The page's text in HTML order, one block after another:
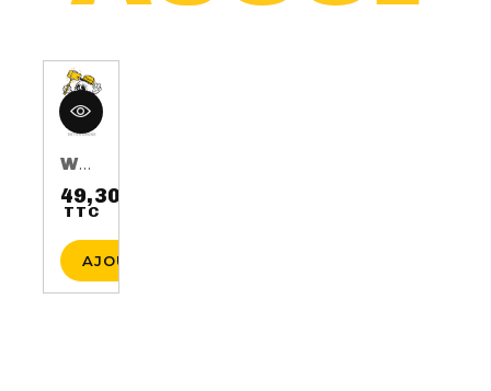
WHISKY AUGUST 17TH 3 ANS 50CL 40%
49,30 €
TTCPrix
AJOUTER AU PANIER